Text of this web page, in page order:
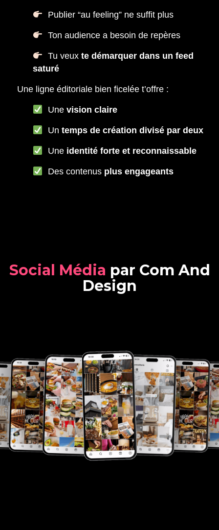
Publier “au feeling” ne suffit plus
Ton audience a besoin de repères
Tu veux te démarquer dans un feed
saturé
Une ligne éditoriale bien ficelée t’offre :
Une vision claire
Un temps de création divisé par deux
Une identité forte et reconnaissable
Des contenus plus engageants
Social Média par Com And
Design